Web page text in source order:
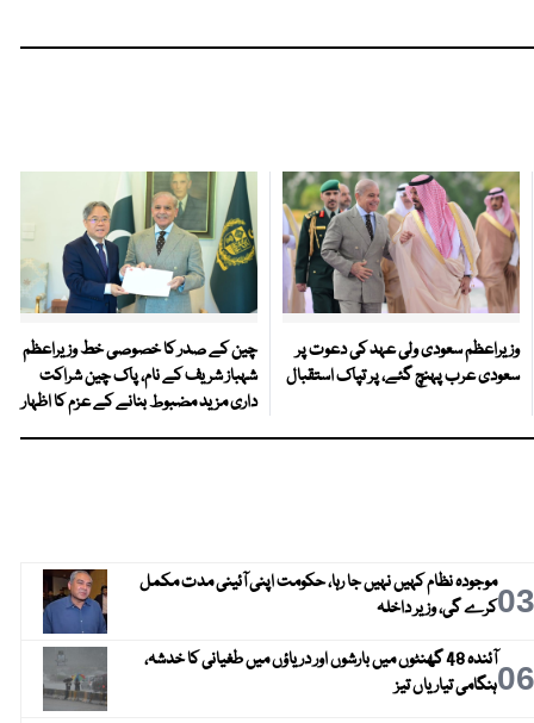
وزیراعظم سعودی ولی عہد کی دعوت پر
سعودی عرب پہنچ گئے، پر تپاک استقبال
چین کے صدر کا خصوصی خط وزیراعظم
شہباز شریف کے نام، پاک چین شراکت
داری مزید مضبوط بنانے کے عزم کا اظہار
03موجودہ نظام کہیں نہیں جا رہا، حکومت اپنی آئینی مدت مکمل
کرے گی، وزیر داخلہ
06
آئندہ 48 گھنٹوں میں بارشوں اور دریاؤں میں طغیانی کا خدشہ،
ہنگامی تیاریاں تیز